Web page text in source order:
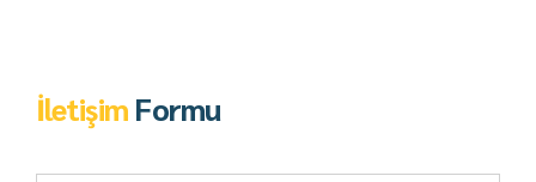
İletişim Formu